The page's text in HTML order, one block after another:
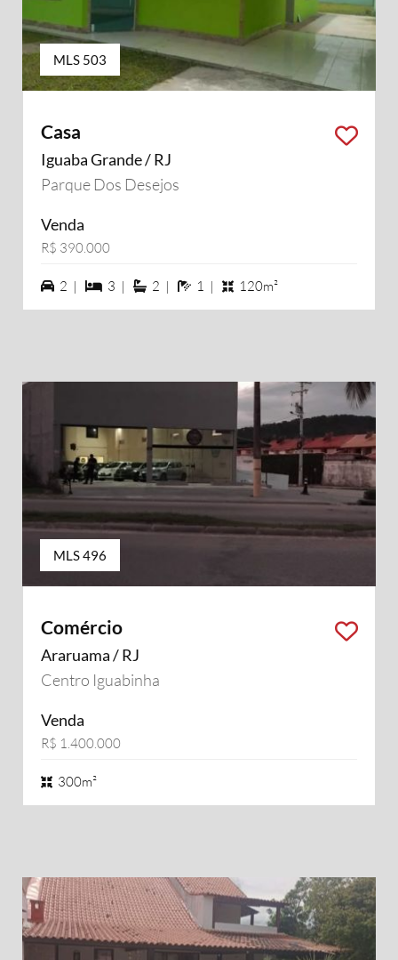
MLS 503
Casa
Iguaba Grande / RJ
Parque Dos Desejos
Venda
R$ 390.000
2 vagas na garagem
2 | 3 dormiórios
3 | 2 suítes
2 | 1 banheiros
1 | 120m²
MLS 496
Comércio
Araruama / RJ
Centro Iguabinha
Venda
R$ 1.400.000
300m²